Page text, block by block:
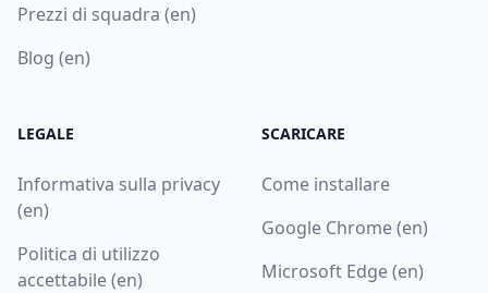
Prezzi di squadra (en)
Blog (en)
LEGALE
Informativa sulla privacy
(en)
Politica di utilizzo
accettabile (en)
SCARICARE
Come installare
Google Chrome (en)
Microsoft Edge (en)